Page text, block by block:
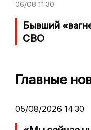
06/08 11:30
Бывший
СВО
Главные
05/08/2026 14:30